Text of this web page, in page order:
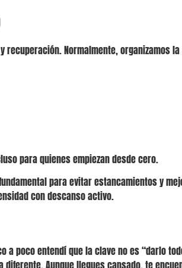
Normalmente, organizamos
para quienes empiezan desde cero.
para evitar estancamientos y
con descanso activo.
a poco entendí que la clave no es “darlo